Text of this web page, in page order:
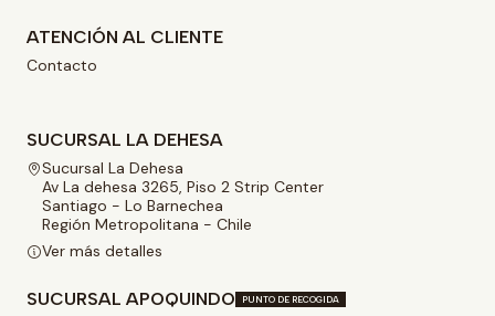
ATENCIÓN AL CLIENTE
Contacto
SUCURSAL LA DEHESA
Sucursal La Dehesa
Av La dehesa 3265, Piso 2 Strip Center
Santiago - Lo Barnechea
Región Metropolitana - Chile
Ver más detalles
SUCURSAL APOQUINDO PUNTO DE RECOGIDA